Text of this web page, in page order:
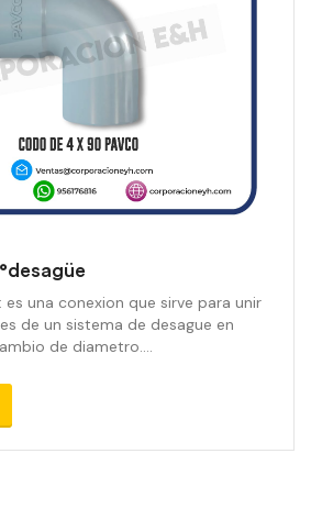
: es una conexion que sirve para unir
de un sistema de desague en
de diametro.